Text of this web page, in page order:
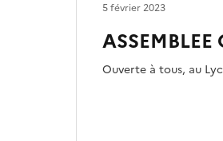
ASSEMBLEE
Ouverte à tous, au
5 février 2023